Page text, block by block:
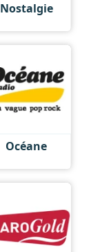
Nostalgie
Océane